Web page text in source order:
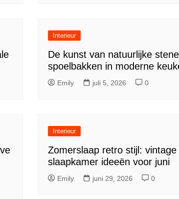
Interieur
De kunst van natuurlijke
spoelbakken in moderne
Emily juli 5, 2026 0
Interieur
Zomerslaap retro stijl: vintage
slaapkamer ideeën voor juni
Emily juni 29, 2026 0